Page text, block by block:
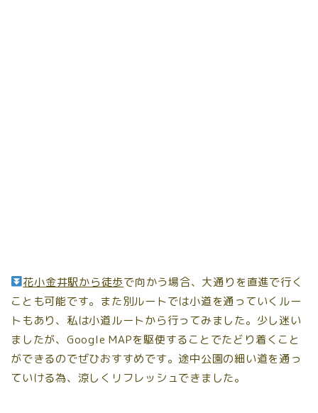
花小金井駅から徒歩で向かう場合、大通りを直進で行く
ことも可能です。また別ルートでは小道を通っていくルー
トもあり、私は小道ルートから行ってみました。少し迷い
ましたが、Google MAPを駆使することでたどり着くこと
ができるのでぜひおすすめです。途中公園の細い道を通っ
ていける為、涼しくリフレッシュできました。